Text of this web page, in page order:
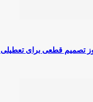
تصمیم قطعی برای